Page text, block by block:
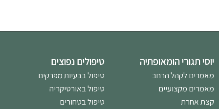
יוסי תגורי הומאופתיה
מאמרים לקהל הרחב
מאמרים מקצועיים
קצת אחרת
טיפולים נפוצים
טיפול בבעיות מפרקים
טיפול באורטיקריה
טיפול בטחורים